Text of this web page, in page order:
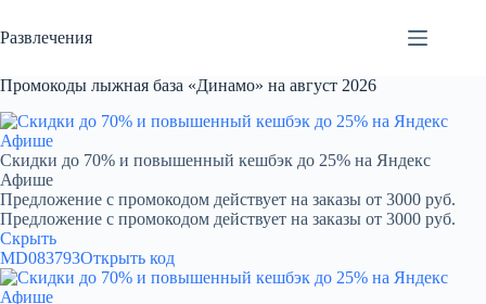
к
сути
Развлечения
Промокоды лыжная база «Динамо» на август 2026
Скидки до 70% и повышенный кешбэк до 25% на Яндекс
Афише
Предложение с промокодом действует на заказы от 3000 руб.
Предложение с промокодом действует на заказы от 3000 руб.
Скрыть
MD083793Открыть код